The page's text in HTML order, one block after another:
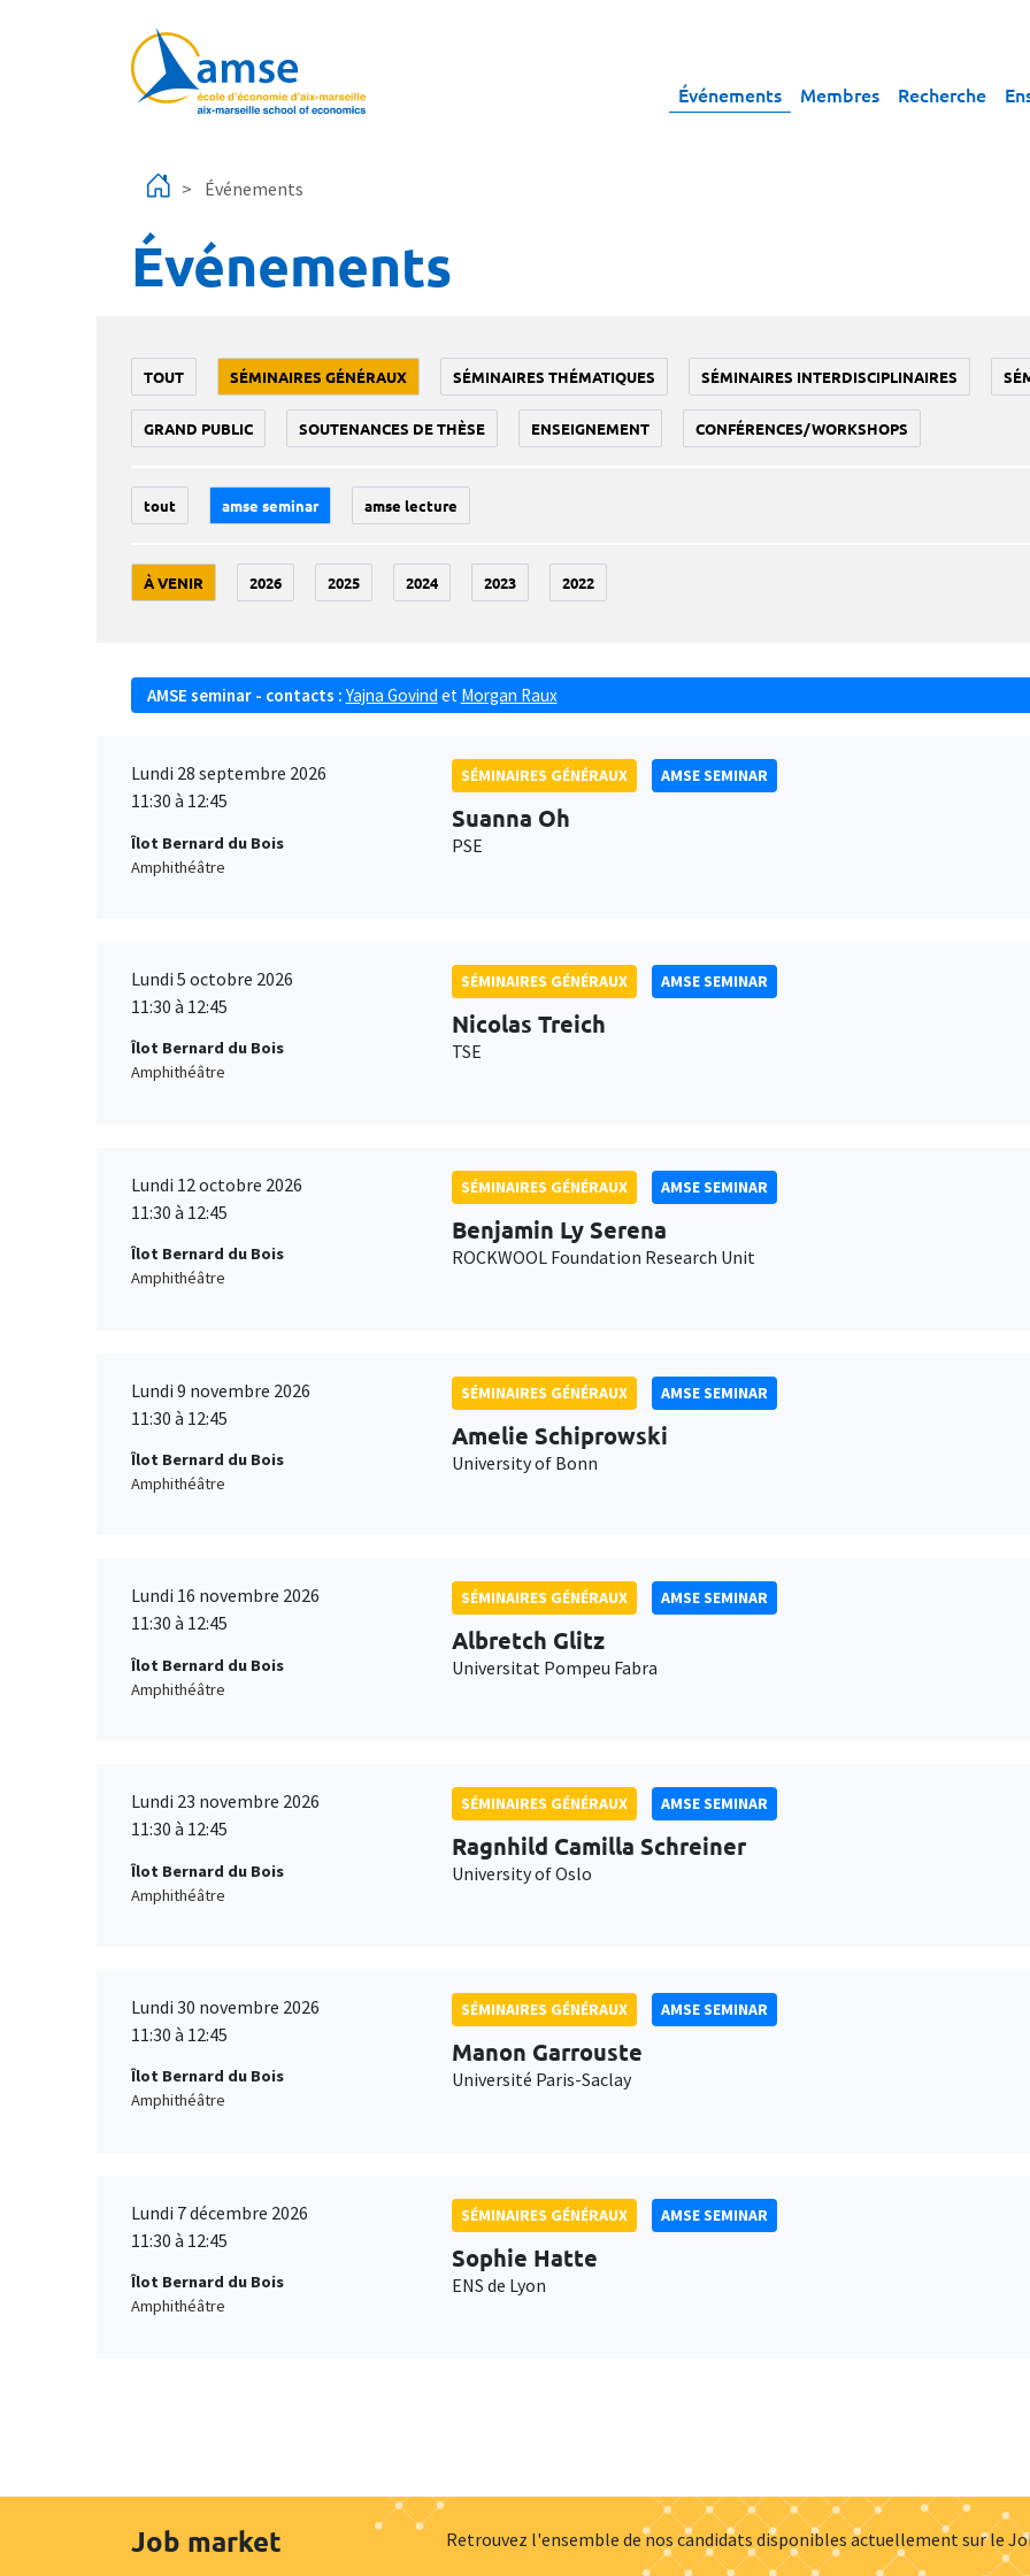
Événements Membres Recherche
Événements
Événements
TOUT SÉMINAIRES GÉNÉRAUX SÉMINAIRES THÉMATIQUES SÉMINAIRES INTERDISCIPLINAIRES
GRAND PUBLIC SOUTENANCES DE THÈSE ENSEIGNEMENT CONFÉRENCES/WORKSHOPS
tout amse seminar amse lecture
À VENIR 2026 2025 2024 2023 2022
AMSE seminar - contacts : Yajna Govind et Morgan Raux
Lundi 28 septembre 2026
11:30 à 12:45
Îlot Bernard du Bois
Amphithéâtre
SÉMINAIRES GÉNÉRAUX AMSE SEMINAR
Suanna Oh
PSE
Lundi 5 octobre 2026
11:30 à 12:45
Îlot Bernard du Bois
Amphithéâtre
SÉMINAIRES GÉNÉRAUX AMSE SEMINAR
Nicolas Treich
TSE
Lundi 12 octobre 2026
11:30 à 12:45
Îlot Bernard du Bois
Amphithéâtre
SÉMINAIRES GÉNÉRAUX AMSE SEMINAR
Benjamin Ly Serena
ROCKWOOL Foundation Research Unit
Lundi 9 novembre 2026
11:30 à 12:45
Îlot Bernard du Bois
Amphithéâtre
SÉMINAIRES GÉNÉRAUX AMSE SEMINAR
Amelie Schiprowski
University of Bonn
Lundi 16 novembre 2026
11:30 à 12:45
Îlot Bernard du Bois
Amphithéâtre
SÉMINAIRES GÉNÉRAUX AMSE SEMINAR
Albretch Glitz
Universitat Pompeu Fabra
Lundi 23 novembre 2026
11:30 à 12:45
Îlot Bernard du Bois
Amphithéâtre
SÉMINAIRES GÉNÉRAUX AMSE SEMINAR
Ragnhild Camilla Schreiner
University of Oslo
Lundi 30 novembre 2026
11:30 à 12:45
Îlot Bernard du Bois
Amphithéâtre
SÉMINAIRES GÉNÉRAUX AMSE SEMINAR
Manon Garrouste
Université Paris-Saclay
Lundi 7 décembre 2026
11:30 à 12:45
Îlot Bernard du Bois
Amphithéâtre
SÉMINAIRES GÉNÉRAUX AMSE SEMINAR
Sophie Hatte
ENS de Lyon
Job market Retrouvez l'ensemble de nos candidats disponibles actuellement sur le